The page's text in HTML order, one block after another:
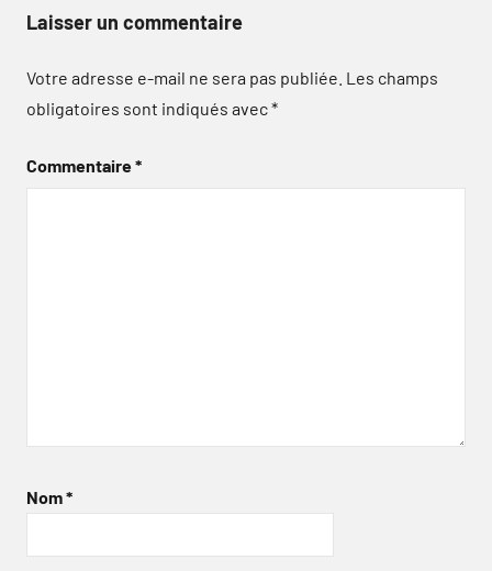
Laisser un commentaire
Votre adresse e-mail ne sera pas publiée. Les champs
obligatoires sont indiqués avec*
Commentaire*
Nom*